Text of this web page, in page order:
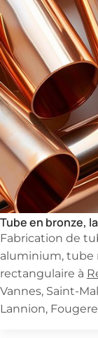
Tube en bronze,
Fabrication de
aluminium, tube
rectangulaire à
Vannes, Saint-
Lannion,